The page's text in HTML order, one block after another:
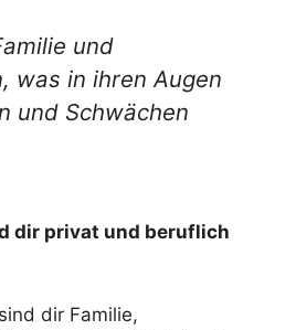
und
was in ihren Augen
und Schwächen
dir privat und beruflich
dir Familie,